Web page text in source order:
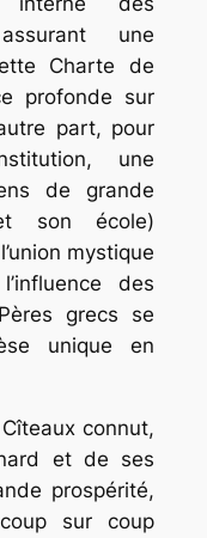
une
Charte de
profonde sur
part, pour
une
de grande
son école)
mystique
des
grecs se
unique en
connut,
et de ses
prospérité,
sur coup